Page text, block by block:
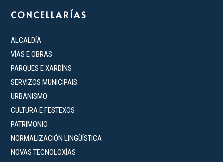
CONCELLARÍAS
ALCALDÍA
VÍAS E OBRAS
PARQUES E XARDÍNS
SERVIZOS MUNICIPAIS
URBANISMO
CULTURA E FESTEXOS
PATRIMONIO
NORMALIZACIÓN LINGÜÍSTICA
NOVAS TECNOLOXÍAS